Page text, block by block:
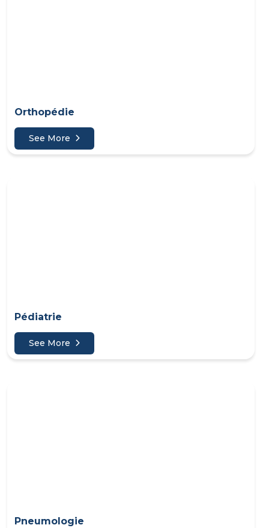
Orthopédie
See More
Pédiatrie
See More
Pneumologie